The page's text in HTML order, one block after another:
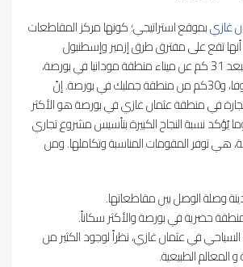
غازيبموقع استراتيجي؛ كونها مركز المقاطعات
أنها تقع على مفترق طرق إزمير وإسطنبول
وإسكي شهير.. كما تبعد 31 كم عن ميناء منطقة مودانيا في بورصة،
و74 كم من مدينة يالوفا، و30كم من منطقة جمليك في بورصة. إنّ
في منطقة عثمان غازي في بورصة هو الأكثر
يُؤكد نسبة النجاح الكبيرة بتأسيس مشروع تجاري
هي توفر المقومات المناسبة وتكاملها. ومن
وصلة الوصل بين مقاطعاتها.
حضرية في بورصة والأكثر سكاناً.
السياحي في عثمان غازي، نظراً لوجود الكثير من
و المعالم الطبيعية.